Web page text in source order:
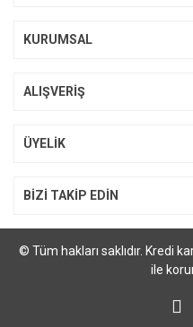
KURUMSAL
ALIŞVERİŞ
ÜYELİK
BİZİ TAKİP EDİN
© Tüm hakları saklıdır. Kredi
ile